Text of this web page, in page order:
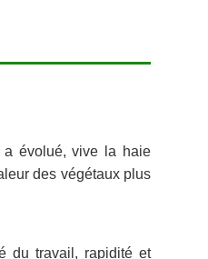
évolué, vive la haie
des végétaux plus
du travail, rapidité et